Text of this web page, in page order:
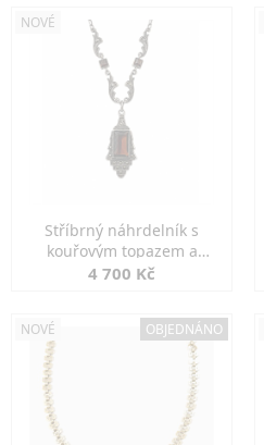
NOVÉ
Stříbrný náhrdelník s
kouřovým topazem a
markazity
4 700 Kč
NOVÉ OBJEDNÁNO